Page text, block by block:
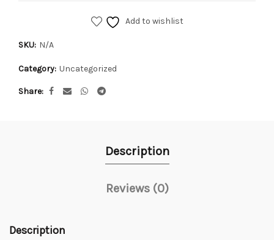
Add to wishlist
SKU: N/A
Category: Uncategorized
Share
Description
Reviews (0)
Description